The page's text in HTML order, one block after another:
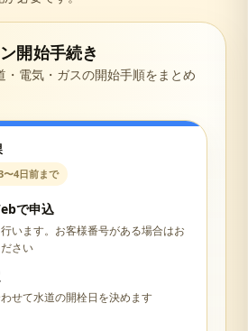
開始手続き
・電気・ガスの開始手順をまとめ
〜4日前まで
で申込
います。お客様番号がある場合はお
さい
せて水道の開栓日を決めます